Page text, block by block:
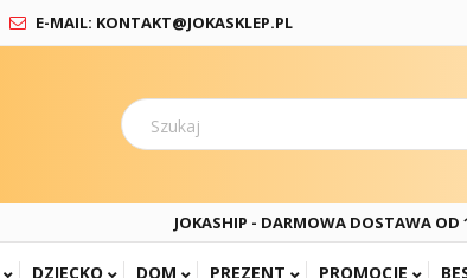
E-MAIL: KONTAKT@JOKASKLEP.PL
JOKASHIP - DARMOWA DOSTAWA OD
DZIECKO DOM PREZENT PROMOCJE